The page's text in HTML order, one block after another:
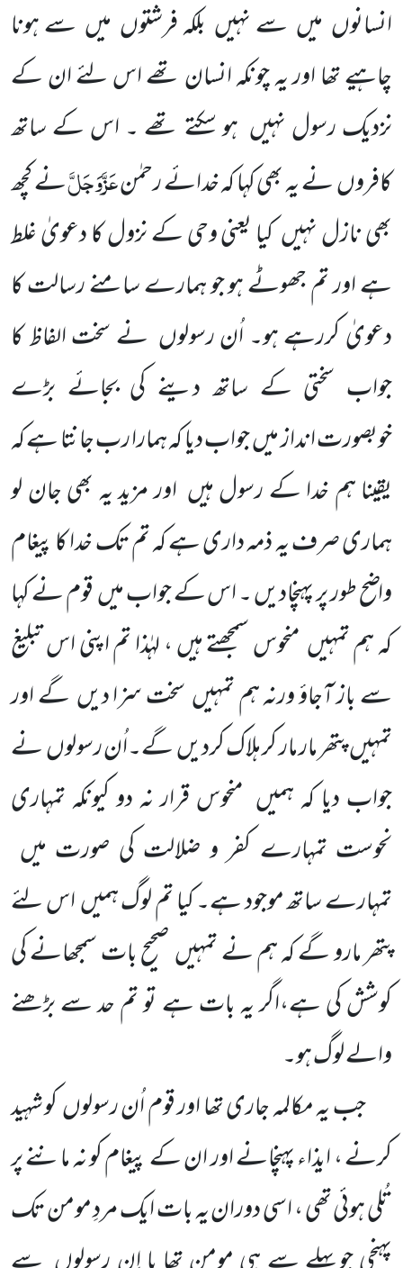
انسانوں میں سے نہیں بلکہ فرشتوں میں سے ہونا
چاہیے تھا اور یہ چونکہ انسان تھے اس لئے ان کے
نزدیک رسول نہیں ہو سکتے تھے ۔ اس کے ساتھ
کافروںنے یہ بھی کہا کہ خدائے رحمٰنعَزَّوَجَلَّنے کچھ
بھی نازل نہیںکیا یعنی وحی کے نزول کا دعویٰ غلط
ہے اور تم جھوٹے ہو جو ہمارے سامنے رسالت کا
دعویٰ کررہے ہو۔ اُن رسولوں نے سخت الفاظ کا
جواب سختی کے ساتھ دینے کی بجائے بڑے
خوبصورت انداز میںجواب دیا کہ ہمارا رب جانتا ہے کہ
یقینا ہم خدا کے رسول ہیں اور مزید یہ بھی جان لو
ہماری صرف یہ ذمہ داری ہے کہ تم تک خدا کا پیغام
واضح طور پر پہنچادیں ۔ اس کے جواب میںقوم نے کہا
کہ ہم تمہیںمنحوس سمجھتے ہیں ، لہٰذا تم اپنی اس تبلیغ
سے باز آجاؤ ورنہ ہم تمہیںسخت سزا دیںگے اور
تمہیںپتھر مار مار کر ہلاک کردیںگے۔اُن رسولوںنے
جواب دیا کہ ہمیں منحوس قرار نہ دو کیونکہ تمہاری
نحوست تمہارے کفر و ضلالت کی صورت میں
تمہارے ساتھ موجود ہے۔ کیا تم لوگ ہمیںاس لئے
پتھر مارو گے کہ ہم نے تمہیں صحیح بات سمجھانے کی
کوشش کی ہے،اگر یہ بات ہے تو تم حد سے بڑھنے
والے لوگ ہو۔
جب یہ مکالمہ جاری تھا اور قوم اُن رسولوںکو شہید
کرنے ، ایذاء پہنچانے اور ان کے پیغام کو نہ ماننے پر
تُلی ہوئی تھی ، اسی دوران یہ بات ایک مردِ مومن تک